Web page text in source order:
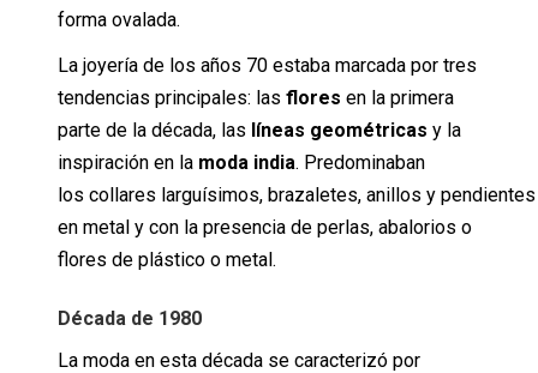
forma ovalada.
La joyería de los años 70 estaba marcada por tres
tendencias principales: las flores en la primera
parte de la década, las líneas geométricas y la
inspiración en la moda india. Predominaban
los collares larguísimos, brazaletes, anillos y
en metal y con la presencia de perlas, abalorios o
flores de plástico o metal.
Década de 1980
La moda en esta década se caracterizó por